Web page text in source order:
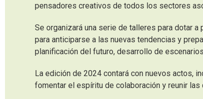
pensadores creativos de todos los sectores
Se organizará una serie de talleres para dotar
para anticiparse a las nuevas tendencias y
planificación del futuro, desarrollo de
La edición de 2024 contará con nuevos actos,
fomentar el espíritu de colaboración y reunir